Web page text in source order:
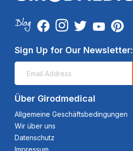
Sign Up for Our Newsletter:
Über Girodmedical
Allgemeine Geschäftsbedingungen
Wir über uns
Datenschutz